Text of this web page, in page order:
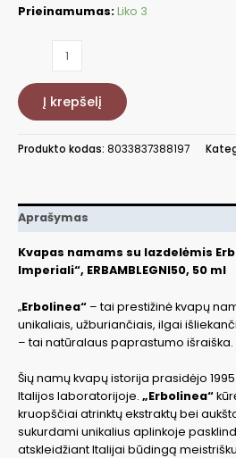
Prieinamumas:Liko 3
produkto
Kvapas
namams
su
Legni,
ERBAMBLEGNI50
Į krepšelį
Produkto kodas: 8033837388197
Aprašymas
Kvapas namams su lazdelėmis
Imperiali“, ERBAMBLEGNI50, 50 ml
„Erbolinea“ – tai prestižinė kvapų
unikaliais, užburiančiais, ilgai
– tai natūralaus paprastumo išraiška.
Šių namų kvapų istorija prasidėjo
Italijos laboratorijoje. „Erbolinea“
kruopščiai atrinktų ekstraktų bei
sukurdami unikalius aplinkoje
atskleidžiant Italijai būdingą